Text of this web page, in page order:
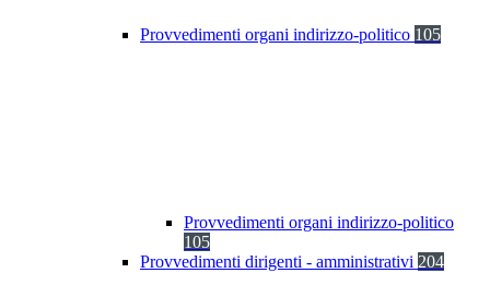
Provvedimenti organi indirizzo-politico 105
Provvedimenti organi indirizzo-politico
105
Provvedimenti dirigenti - amministrativi 204